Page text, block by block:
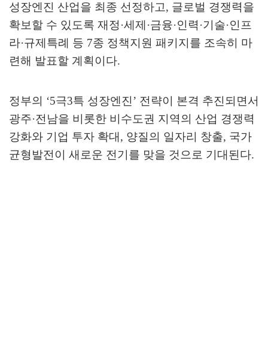
성장엔진 산업을 최종 선정하고, 글로벌 경쟁력을
확보할 수 있도록 재정 ·세제·금융·인력 ·기술·인프
라·규제특례 등 7종 정책지원 패키지를 조속히 마
련해 발표할 계획이다.
정부의 ‘5극3특 성장엔진’ 전략이 본격 추진되면서
광주·전남을 비롯한 비수도권 지역의 산업 경쟁력
강화와 기업 투자 확대, 양질의 일자리 창출, 국가
균형발전이 새로운 전기를 맞을 것으로 기대된다.